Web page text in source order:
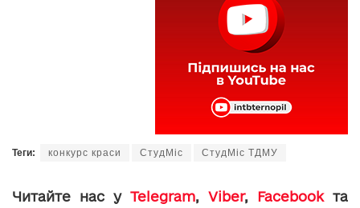
Теги: конкурс краси СтудМіс СтудМіс ТДМУ
Читайте нас у Telegram, Viber, Facebookта